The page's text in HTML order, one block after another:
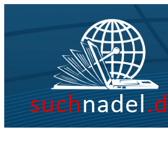
suchnadel